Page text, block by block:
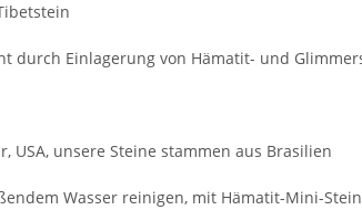
durch Einlagerung von Hämatit- und
USA, unsere Steine stammen aus Brasilien
Wasser reinigen, mit Hämatit-Mini-